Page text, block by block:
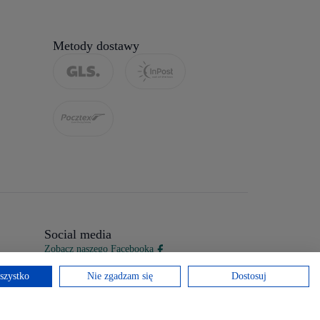
Metody dostawy
Social media
Zobacz naszego Facebooka
Nie zgadzam się Dostosuj